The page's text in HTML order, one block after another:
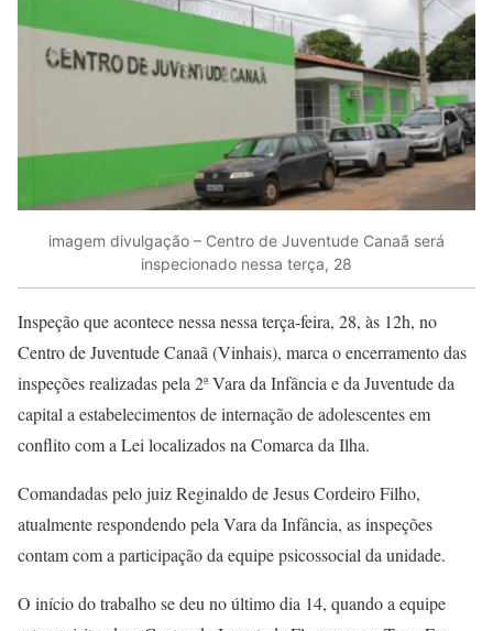
imagem divulgação – Centro de Juventude Canaã será
inspecionado nessa terça, 28
Inspeção que acontece nessa nessa terça-feira, 28, às 12h, no
Centro de Juventude Canaã (Vinhais), marca o encerramento das
inspeções realizadas pela 2ª Vara da Infância e da Juventude da
capital a estabelecimentos de internação de adolescentes em
conflito com a Lei localizados na Comarca da Ilha.
Comandadas pelo juiz Reginaldo de Jesus Cordeiro Filho,
atualmente respondendo pela Vara da Infância, as inspeções
contam com a participação da equipe psicossocial da unidade.
O início do trabalho se deu no último dia 14, quando a equipe